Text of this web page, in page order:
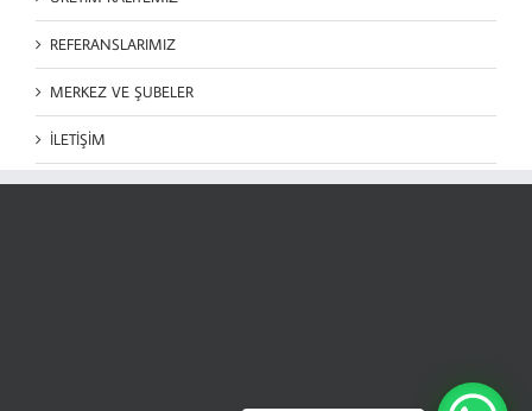
REFERANSLARIMIZ
MERKEZ VE ŞUBELER
İLETİŞİM